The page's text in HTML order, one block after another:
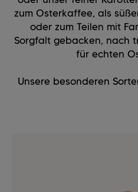
zum Osterkaffee, als
oder zum Teilen mit
Sorgfalt gebacken, nach
für echten
Unsere besonderen